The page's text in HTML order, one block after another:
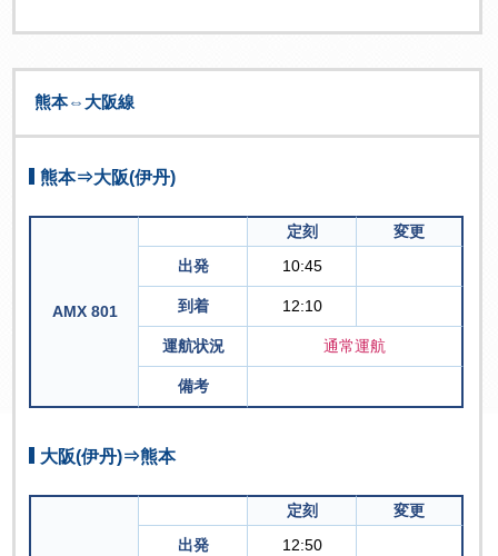
熊本⇔大阪線
熊本⇒大阪(伊丹)
AMX 801
定刻
変更
出発
10:45
到着 12:10
運航状況 通常運航
備考
大阪(伊丹)⇒熊本
定刻
変更
出発
12:50